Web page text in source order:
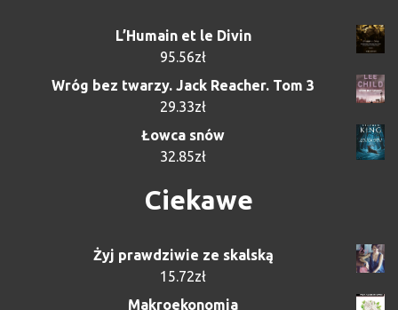
L’Humain et le Divin
95.56zł
Wróg bez twarzy. Jack Reacher. Tom 3
29.33zł
Łowca snów
32.85zł
Ciekawe
Żyj prawdziwie ze skalską
15.72zł
Makroekonomia